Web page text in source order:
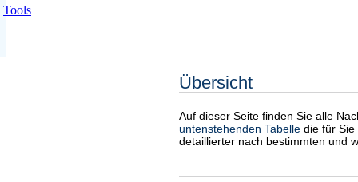
Tools
Übersicht
Auf dieser Seite finden Sie alle
untenstehenden Tabelle die für
detaillierter nach bestimmten und